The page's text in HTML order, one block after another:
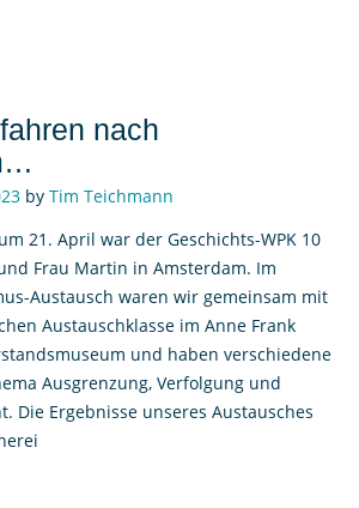
nach
by Tim Teichmann
21. April war der Geschichts-WPK 10
Frau Martin in Amsterdam. Im
Austausch waren wir gemeinsam mit
Austauschklasse im Anne Frank
und haben verschiedene
Ausgrenzung, Verfolgung und
Die Ergebnisse unseres Austausches